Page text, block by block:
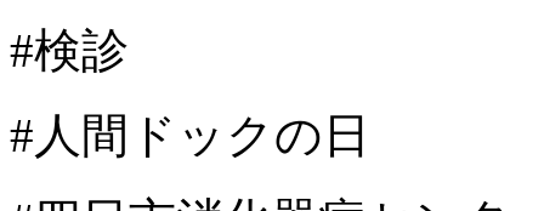
#検診
#人間ドックの日